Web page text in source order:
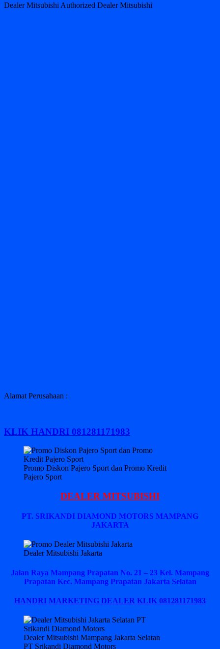
Dealer Mitsubishi Authorized Dealer Mitsubishi
Alamat Perusahaan :
KLIK HANDRI 081281171983
Promo Diskon Pajero Sport dan Promo Kredit
Pajero Sport
DEALER MITSUBISHI
PT. SRIKANDI DIAMOND MOTORS MAMPANG
JAKARTA
Dealer Mitsubishi Jakarta
Jalan Raya Mampang Prapatan No. 21 – 23 Kel. Mampang
Prapatan Kec. Mampang Prapatan Jakarta Selatan
HANDRI MARKETING DEALER KLIK 081281171983
Dealer Mitsubishi Mampang Jakarta Selatan
PT Srikandi Diamond Motors